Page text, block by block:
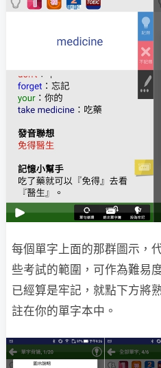
每個單字上面的那群圖示，
些考試的範圍，可作為難易
已經算是牢記，就點下方將
註在你的單字本中。